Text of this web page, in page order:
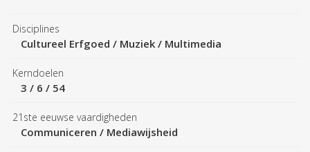
Disciplines
Cultureel Erfgoed / Muziek / Multimedia
Kerndoelen
3 / 6 / 54
21ste eeuwse vaardigheden
Communiceren / Mediawijsheid